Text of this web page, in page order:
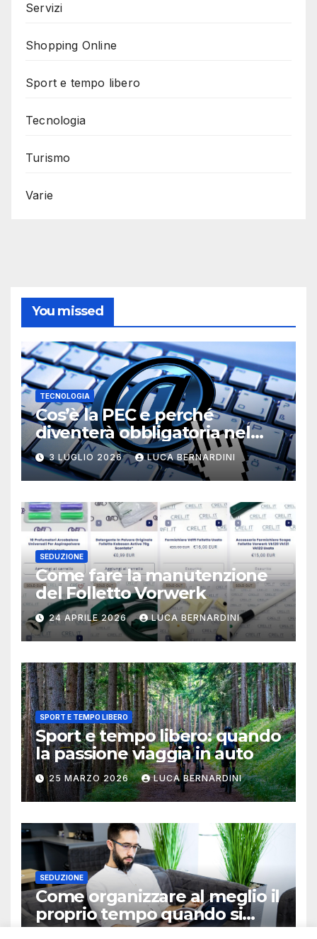
Servizi
Shopping Online
Sport e tempo libero
Tecnologia
Turismo
Varie
You missed
TECNOLOGIA
Cos’è la PEC e perché
diventerà obbligatoria nel
2026?
3 LUGLIO 2026 LUCA BERNARDINI
SEDUZIONE
Come fare la manutenzione
del Folletto Vorwerk
24 APRILE 2026 LUCA BERNARDINI
SPORT E TEMPO LIBERO
Sport e tempo libero: quando
la passione viaggia in auto
25 MARZO 2026 LUCA BERNARDINI
SEDUZIONE
Come organizzare al meglio il
proprio tempo quando si
lavora in autonomia